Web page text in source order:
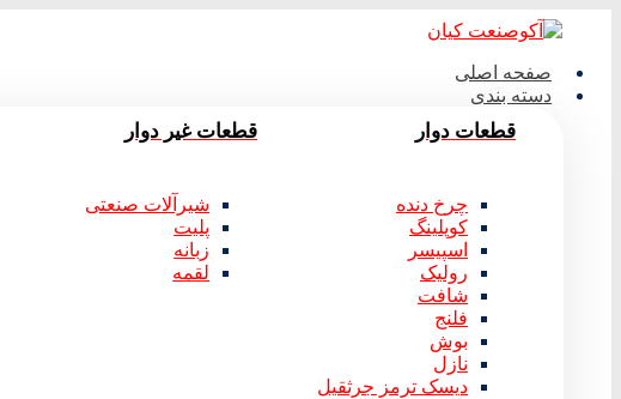
صفحه اصلی
دسته بندی
قطعات دوار
چرخ دنده
کوپلینگ
اسپیسر
رولیک
شافت
فلنج
بوش
نازل
دیسک ترمز جرثقیل
قطعات غیر دوار
شیرآلات صنعتی
پلیت
زبانه
لقمه